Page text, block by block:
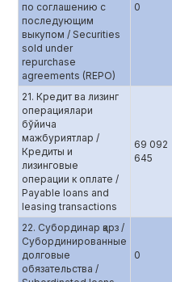
по соглашению с
последующим
выкупом / Securities
sold under
repurchase
agreements (REPO)
0
21. Кредит ва лизинг
операциялари
бўйича
мажбуриятлар /
Кредиты и
лизинговые
операции к оплате /
Payable loans and
leasing transactions
69 092
645
22. Субординар қарз /
Субординированные
долговые
обязательства /
0